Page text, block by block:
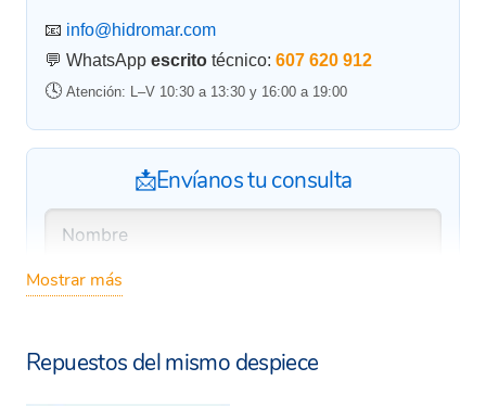
📧 info@hidromar.com
💬 WhatsApp escrito técnico: 607 620 912
🕓 Atención: L–V 10:30 a 13:30 y 16:00 a 19:00
📩Envíanos tu consulta
Mostrar más
Repuestos del mismo despiece